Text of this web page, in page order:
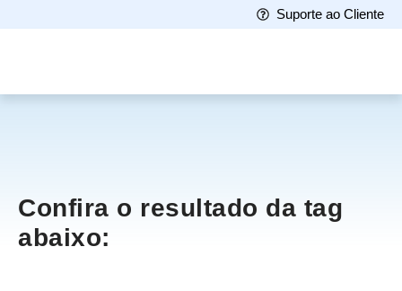
Suporte ao Cliente
Confira o resultado da tag
abaixo: